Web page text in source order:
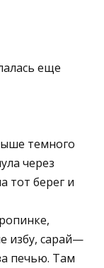
еще
темного
через
тот берег и
избу, сарай—
печью. Там